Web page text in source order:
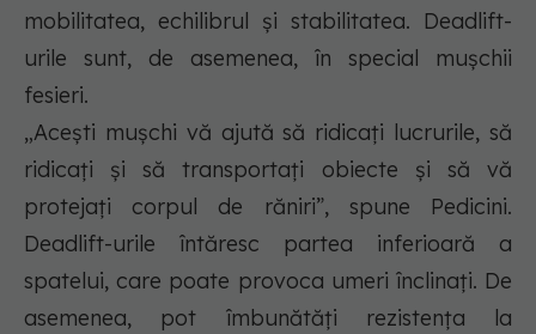
mobilitatea, echilibrul și stabilitatea. Deadlift-
urile sunt, de asemenea, în special mușchii
fesieri.
„Acești mușchi vă ajută să ridicați lucrurile, să
ridicați și să transportați obiecte și să vă
protejați corpul de răniri”, spune Pedicini.
Deadlift-urile întăresc partea inferioară a
spatelui, care poate provoca umeri înclinați. De
asemenea, pot îmbunătăți rezistența la